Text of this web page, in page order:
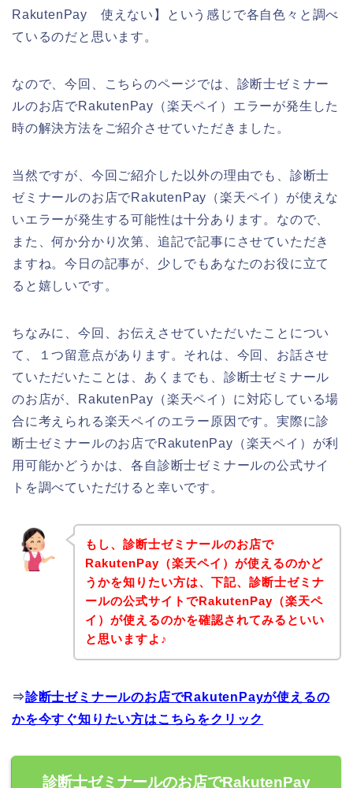
RakutenPay 使えない】という感じで各自色々と調べ
ているのだと思います。
なので、今回、こちらのページでは、診断士ゼミナー
ルのお店でRakutenPay（楽天ペイ）エラーが発生した
時の解決方法をご紹介させていただきました。
当然ですが、今回ご紹介した以外の理由でも、診断士
ゼミナールのお店でRakutenPay（楽天ペイ）が使えな
いエラーが発生する可能性は十分あります。なので、
また、何か分かり次第、追記で記事にさせていただき
ますね。今日の記事が、少しでもあなたのお役に立て
ると嬉しいです。
ちなみに、今回、お伝えさせていただいたことについ
て、１つ留意点があります。それは、今回、お話させ
ていただいたことは、あくまでも、診断士ゼミナール
のお店が、RakutenPay（楽天ペイ）に対応している場
合に考えられる楽天ペイのエラー原因です。実際に診
断士ゼミナールのお店でRakutenPay（楽天ペイ）が利
用可能かどうかは、各自診断士ゼミナールの公式サイ
トを調べていただけると幸いです。
もし、診断士ゼミナールのお店で
RakutenPay（楽天ペイ）が使えるのかど
うかを知りたい方は、下記、診断士ゼミナ
ールの公式サイトでRakutenPay（楽天ペ
イ）が使えるのかを確認されてみるといい
と思いますよ♪
⇒診断士ゼミナールのお店でRakutenPayが使えるの
かを今すぐ知りたい方はこちらをクリック
診断士ゼミナールのお店でRakutenPay